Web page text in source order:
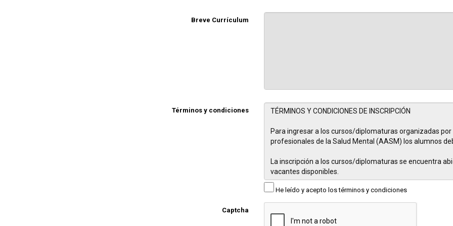
Breve Currículum
Términos y condiciones
He leído y acepto los términos y condiciones
Captcha